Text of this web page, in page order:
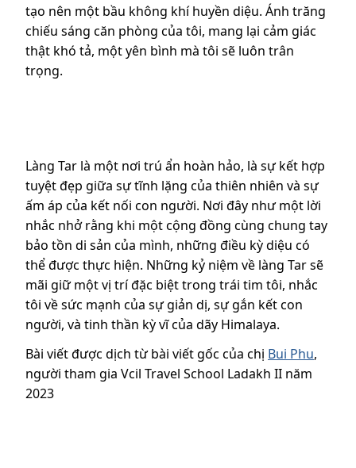
tạo nên một bầu không khí huyền diệu. Ánh trăng
chiếu sáng căn phòng của tôi, mang lại cảm giác
thật khó tả, một yên bình mà tôi sẽ luôn trân
trọng.
Làng Tar là một nơi trú ẩn hoàn hảo, là sự kết hợp
tuyệt đẹp giữa sự tĩnh lặng của thiên nhiên và sự
ấm áp của kết nối con người. Nơi đây như một lời
nhắc nhở rằng khi một cộng đồng cùng chung tay
bảo tồn di sản của mình, những điều kỳ diệu có
thể được thực hiện. Những kỷ niệm về làng Tar sẽ
mãi giữ một vị trí đặc biệt trong trái tim tôi, nhắc
tôi về sức mạnh của sự giản dị, sự gắn kết con
người, và tinh thần kỳ vĩ của dãy Himalaya.
Bài viết được dịch từ bài viết gốc của chị Bui Phu,
người tham gia Vcil Travel School Ladakh II năm
2023